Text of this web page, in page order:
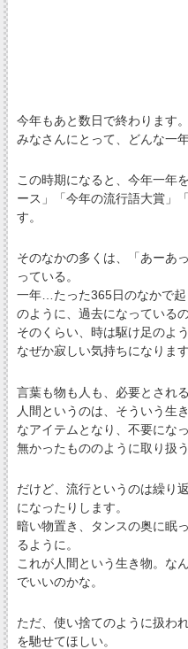
今年もあと数日で終わります。
みなさんにとって、どんな一
この時期になると、今年一年
ース」「今年の流行語大賞」
す。
そのなかの多くは、「あーあ
っている。
一年…たった365日のなかで
のように、過去になっているの
そのくらい、時は駆け足のよ
なぜか寂しい気持ちになります
言葉も物も人も、必要とされ
人間というのは、そういう生
なアイテムとなり、不要にな
無かったもののように取り扱う
だけど、流行というのは繰り
になったりします。
暗い物置き、タンスの奥に眠
るように。
これが人間という生き物。な
でいいのかな。
ただ、使い捨てのように扱わ
を馳せてほしい。